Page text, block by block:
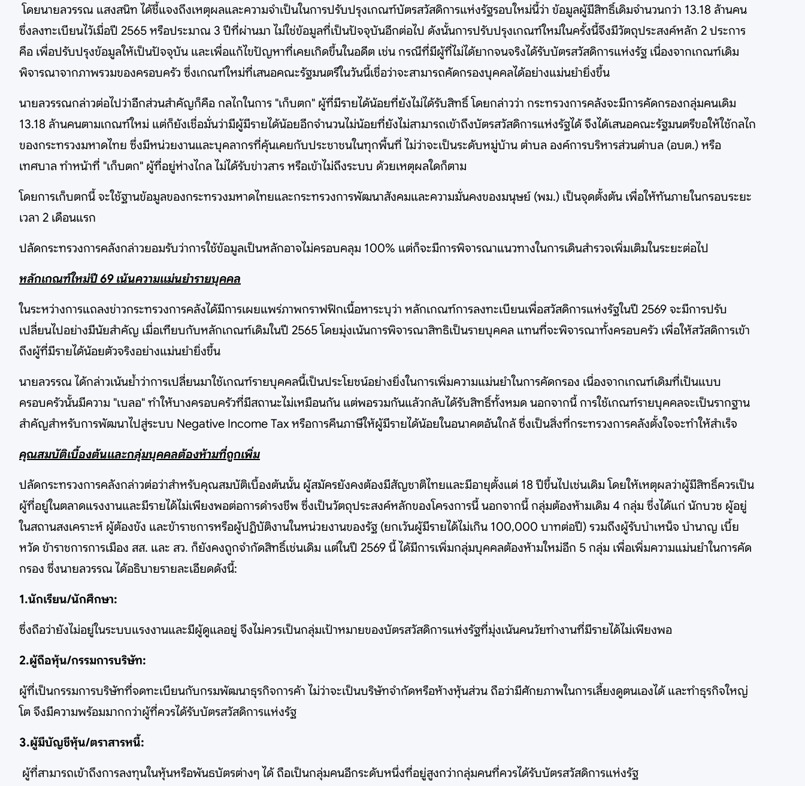
โดยนายลวรรณ แสงสนิท ได้ชี้แจงถึงเหตุผลและความจำเป็นในการปรับปรุงเกณฑ์บัตรสวัสดิการแห่งรัฐรอบใหม่นี้ว่า ข้อมูลผู้มีสิทธิ์เดิมจำนวนกว่า 13.18 ล้านคน
ซึ่งลงทะเบียนไว้เมื่อปี 2565 หรือประมาณ 3 ปีที่ผ่านมา ไม่ใช่ข้อมูลที่เป็นปัจจุบันอีกต่อไป ดังนั้นการปรับปรุงเกณฑ์ใหม่ในครั้งนี้จึงมีวัตถุประสงค์หลัก 2 ประการ
คือ เพื่อปรับปรุงข้อมูลให้เป็นปัจจุบัน และเพื่อแก้ไขปัญหาที่เคยเกิดขึ้นในอดีต เช่น กรณีที่มีผู้ที่ไม่ได้ยากจนจริงได้รับบัตรสวัสดิการแห่งรัฐ เนื่องจากเกณฑ์เดิม
พิจารณาจากภาพรวมของครอบครัว ซึ่งเกณฑ์ใหม่ที่เสนอคณะรัฐมนตรีในวันนี้เชื่อว่าจะสามารถคัดกรองบุคคลได้อย่างแม่นยำยิ่งขึ้น
นายลวรรณกล่าวต่อไปว่าอีกส่วนสำคัญก็คือ กลไกในการ "เก็บตก" ผู้ที่มีรายได้น้อยที่ยังไม่ได้รับสิทธิ์ โดยกล่าวว่า กระทรวงการคลังจะมีการคัดกรองกลุ่มคนเดิม
13.18 ล้านคนตามเกณฑ์ใหม่ แต่ก็ยังเชื่อมั่นว่ามีผู้มีรายได้น้อยอีกจำนวนไม่น้อยที่ยังไม่สามารถเข้าถึงบัตรสวัสดิการแห่งรัฐได้ จึงได้เสนอคณะรัฐมนตรีขอให้ใช้กลไก
ของกระทรวงมหาดไทย ซึ่งมีหน่วยงานและบุคลากรที่คุ้นเคยกับประชาชนในทุกพื้นที่ ไม่ว่าจะเป็นระดับหมู่บ้าน ตำบล องค์การบริหารส่วนตำบล (อบต.) หรือ
เทศบาล ทำหน้าที่ "เก็บตก" ผู้ที่อยู่ห่างไกล ไม่ได้รับข่าวสาร หรือเข้าไม่ถึงระบบ ด้วยเหตุผลใดก็ตาม
โดยการเก็บตกนี้ จะใช้ฐานข้อมูลของกระทรวงมหาดไทยและกระทรวงการพัฒนาสังคมและความมั่นคงของมนุษย์ (พม.) เป็นจุดตั้งต้น เพื่อให้ทันภายในกรอบระยะ
เวลา 2 เดือนแรก
ปลัดกระทรวงการคลังกล่าวยอมรับว่าการใช้ข้อมูลเป็นหลักอาจไม่ครอบคลุม 100% แต่ก็จะมีการพิจารณาแนวทางในการเดินสำรวจเพิ่มเติมในระยะต่อไป
หลักเกณฑ์ใหม่ปี 69 เน้นความแม่นยำรายบุคคล
ในระหว่างการแถลงข่าวกระทรวงการคลังได้มีการเผยแพร่ภาพกราฟฟิกเนื้อหาระบุว่า หลักเกณฑ์การลงทะเบียนเพื่อสวัสดิการแห่งรัฐในปี 2569 จะมีการปรับ
เปลี่ยนไปอย่างมีนัยสำคัญ เมื่อเทียบกับหลักเกณฑ์เดิมในปี 2565 โดยมุ่งเน้นการพิจารณาสิทธิเป็นรายบุคคล แทนที่จะพิจารณาทั้งครอบครัว เพื่อให้สวัสดิการเข้า
ถึงผู้ที่มีรายได้น้อยตัวจริงอย่างแม่นยำยิ่งขึ้น
นายลวรรณ ได้กล่าวเน้นย้ำว่าการเปลี่ยนมาใช้เกณฑ์รายบุคคลนี้เป็นประโยชน์อย่างยิ่งในการเพิ่มความแม่นยำในการคัดกรอง เนื่องจากเกณฑ์เดิมที่เป็นแบบ
ครอบครัวนั้นมีความ "เบลอ" ทำให้บางครอบครัวที่มีสถานะไม่เหมือนกัน แต่พอรวมกันแล้วกลับได้รับสิทธิ์ทั้งหมด นอกจากนี้ การใช้เกณฑ์รายบุคคลจะเป็นรากฐาน
สำคัญสำหรับการพัฒนาไปสู่ระบบ Negative Income Tax หรือการคืนภาษีให้ผู้มีรายได้น้อยในอนาคตอันใกล้ ซึ่งเป็นสิ่งที่กระทรวงการคลังตั้งใจจะทำให้สำเร็จ
คุณสมบัติเบื้องต้นและกลุ่มบุคคลต้องห้ามที่ถูกเพิ่ม
ปลัดกระทรวงการคลังกล่าวต่อว่าสำหรับคุณสมบัติเบื้องต้นนั้น ผู้สมัครยังคงต้องมีสัญชาติไทยและมีอายุตั้งแต่ 18 ปีขึ้นไปเช่นเดิม โดยให้เหตุผลว่าผู้มีสิทธิ์ควรเป็น
ผู้ที่อยู่ในตลาดแรงงานและมีรายได้ไม่เพียงพอต่อการดำรงชีพ ซึ่งเป็นวัตถุประสงค์หลักของโครงการนี้ นอกจากนี้ กลุ่มต้องห้ามเดิม 4 กลุ่ม ซึ่งได้แก่ นักบวช ผู้อยู่
ในสถานสงเคราะห์ ผู้ต้องขัง และข้าราชการหรือผู้ปฏิบัติงานในหน่วยงานของรัฐ (ยกเว้นผู้มีรายได้ไม่เกิน 100,000 บาทต่อปี) รวมถึงผู้รับบำเหน็จ บำนาญ เบี้ย
หวัด ข้าราชการการเมือง สส. และ สว. ก็ยังคงถูกจำกัดสิทธิ์เช่นเดิม แต่ในปี 2569 นี้ ได้มีการเพิ่มกลุ่มบุคคลต้องห้ามใหม่อีก 5 กลุ่ม เพื่อเพิ่มความแม่นยำในการคัด
กรอง ซึ่งนายลวรรณ ได้อธิบายรายละเอียดดังนี้:
1.นักเรียน/นักศึกษา:
ซึ่งถือว่ายังไม่อยู่ในระบบแรงงานและมีผู้ดูแลอยู่ จึงไม่ควรเป็นกลุ่มเป้าหมายของบัตรสวัสดิการแห่งรัฐที่มุ่งเน้นคนวัยทำงานที่มีรายได้ไม่เพียงพอ
2.ผู้ถือหุ้น/กรรมการบริษัท:
ผู้ที่เป็นกรรมการบริษัทที่จดทะเบียนกับกรมพัฒนาธุรกิจการค้า ไม่ว่าจะเป็นบริษัทจำกัดหรือห้างหุ้นส่วน ถือว่ามีศักยภาพในการเลี้ยงดูตนเองได้ และทำธุรกิจใหญ่
โต จึงมีความพร้อมมากกว่าผู้ที่ควรได้รับบัตรสวัสดิการแห่งรัฐ
3.ผู้มีบัญชีหุ้น/ตราสารหนี้:
ผู้ที่สามารถเข้าถึงการลงทุนในหุ้นหรือพันธบัตรต่างๆ ได้ ถือเป็นกลุ่มคนอีกระดับหนึ่งที่อยู่สูงกว่ากลุ่มคนที่ควรได้รับบัตรสวัสดิการแห่งรัฐ